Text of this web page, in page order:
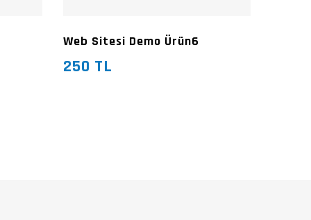
Web Sitesi Demo Ürün6
250 TL